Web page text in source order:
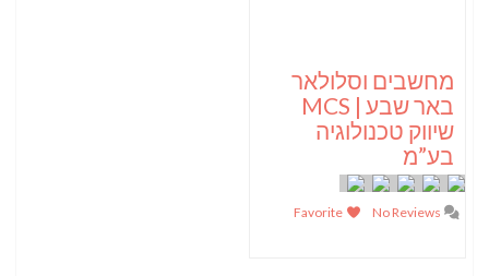
מחשבים וסלולאר
באר שבע | MCS
שיווק טכנולוגיה
בע”מ